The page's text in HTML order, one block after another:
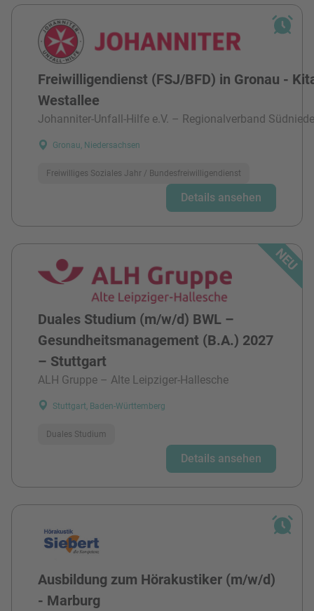
Freiwilligendienst (FSJ/BFD) in Gronau -
Westallee
Johanniter-Unfall-Hilfe e.V. – Regionalverband
Gronau, Niedersachsen
Freiwilliges Soziales Jahr / Bundesfreiwilligendienst
Details ansehen
Duales Studium (m/w/d) BWL –
Gesundheitsmanagement (B.A.) 2027
– Stuttgart
ALH Gruppe – Alte Leipziger-Hallesche
Stuttgart, Baden-Württemberg
Duales Studium
Details ansehen
Ausbildung zum Hörakustiker (m/w/d)
- Marburg